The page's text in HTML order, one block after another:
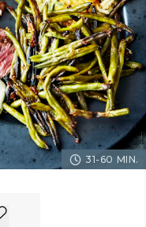
31-60 MIN.